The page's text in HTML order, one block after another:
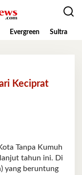
Evergreen Sultra
Keciprat
Tanpa Kumuh
tahun ini. Di
yang beruntung